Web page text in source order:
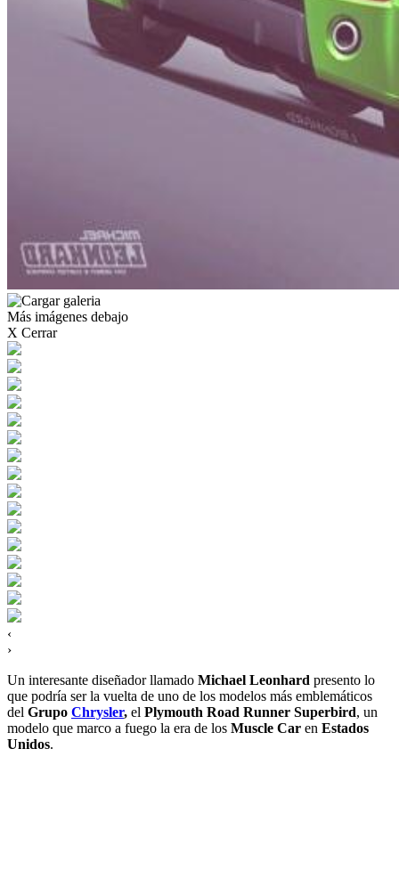
Más imágenes debajo
X Cerrar
‹
›
Un interesante diseñador llamado Michael Leonhard presento lo
que podría ser la vuelta de uno de los modelos más emblemáticos
del Grupo Chrysler, el Plymouth Road Runner Superbird, un
modelo que marco a fuego la era de los Muscle Car en Estados
Unidos.